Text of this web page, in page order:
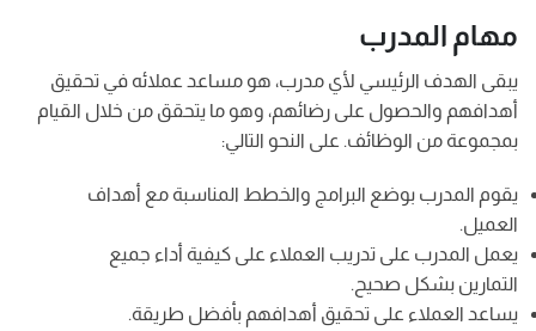
مهام المدرب
يبقى الهدف الرئيسي لأي مدرب، هو مساعد عملائه في تحقيق
أهدافهم والحصول على رضائهم، وهو ما يتحقق من خلال القيام
بمجموعة من الوظائف. على النحو التالي:
يقوم المدرب بوضع البرامج والخطط المناسبة مع أهداف
العميل.
يعمل المدرب على تدريب العملاء على كيفية أداء جميع
التمارين بشكل صحيح.
يساعد العملاء على تحقيق أهدافهم بأفضل طريقة.